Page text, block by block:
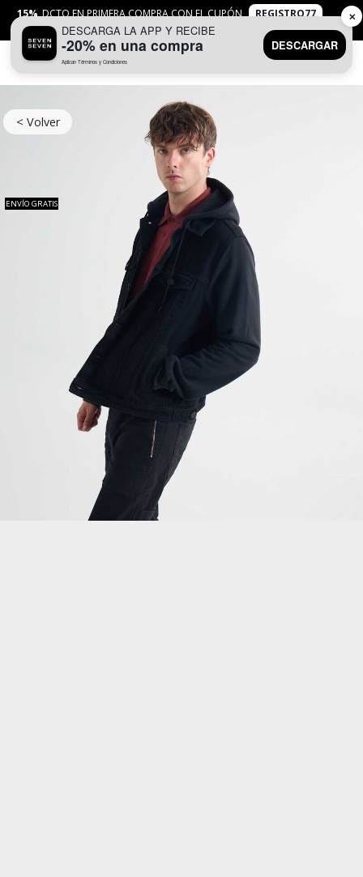
15% DCTO EN PRIMERA COMPRA CON EL CUPÓN
REGISTRO77
APLICANTYC
< Volver
ENVÍO GRATIS
DESCARGA LA APP Y RECIBE
-20% en una compra
Aplican Términos y Condiciones
DESCARGAR
✕